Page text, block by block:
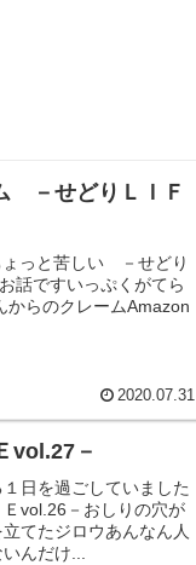
－せどりＬＩＦ
っと苦しい －せどり
話ですいっぷくがてら
らのクレームAmazon
2020.07.31
vol.27－
日を過ごしていました
vol.26－おしりの穴が
てたジロウあんなん人
んだけ...